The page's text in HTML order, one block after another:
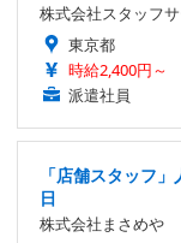
株式会社スタッフ
東京都
時給2,400円～
派遣社員
「店舗スタッフ
日
株式会社まさめや